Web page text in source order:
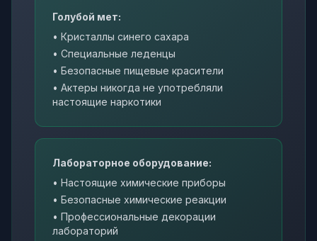
Голубой мет:
• Кристаллы синего сахара
• Специальные леденцы
• Безопасные пищевые красители
• Актеры никогда не употребляли
настоящие наркотики
Лабораторное оборудование:
• Настоящие химические приборы
• Безопасные химические реакции
• Профессиональные декорации
лабораторий